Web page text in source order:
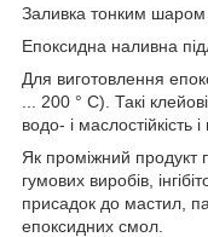
Заливка тонким
Епоксидна наливна
Для виготовлення
... 200 ° С). Такі
водо- і маслостійкість
Як проміжний продукт
гумових виробів,
присадок до мастил,
епоксидних смол.